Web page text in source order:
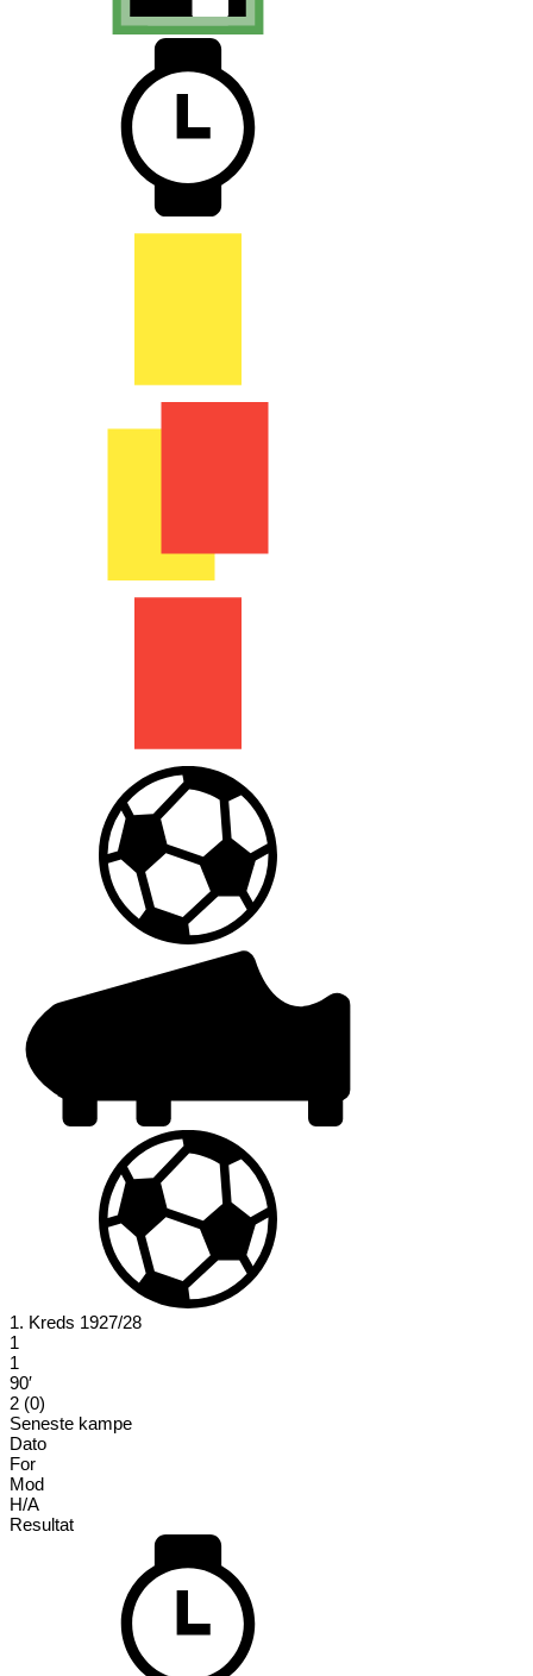
1. Kreds 1927/28
1
1
90′
2 (0)
Seneste kampe
Dato
For
Mod
H/A
Resultat